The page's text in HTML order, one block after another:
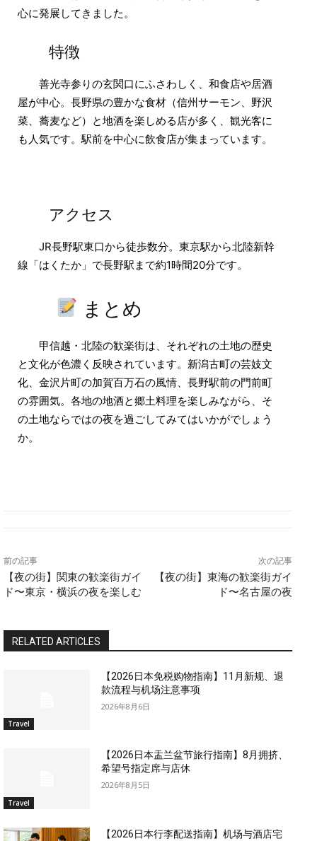
心に発展してきました。
特徴
善光寺参りの玄関口にふさわしく、和食店や居酒
屋が中心。長野県の豊かな食材（信州サーモン、野沢
菜、蕎麦など）と地酒を楽しめる店が多く、観光客に
も人気です。駅前を中心に飲食店が集まっています。
アクセス
JR長野駅東口から徒歩数分。東京駅から北陸新幹
線「はくたか」で長野駅まで約1時間20分です。
まとめ
甲信越・北陸の歓楽街は、それぞれの土地の歴史
と文化が色濃く反映されています。新潟古町の芸妓文
化、金沢片町の加賀百万石の風情、長野駅前の門前町
の雰囲気。各地の地酒と郷土料理を楽しみながら、そ
の土地ならではの夜を過ごしてみてはいかがでしょう
か。
前の記事
【夜の街】関東の歓楽街ガイ
ド〜東京・横浜の夜を楽しむ
次の記事
【夜の街】東海の歓楽街ガイ
ド〜名古屋の夜
RELATED ARTICLES
Travel
【2026日本免税购物指南】11月新规、退
款流程与机场注意事项
2026年8月6日
Travel
【2026日本盂兰盆节旅行指南】8月拥挤、
希望号指定席与店休
2026年8月5日
【2026日本行李配送指南】机场与酒店宅